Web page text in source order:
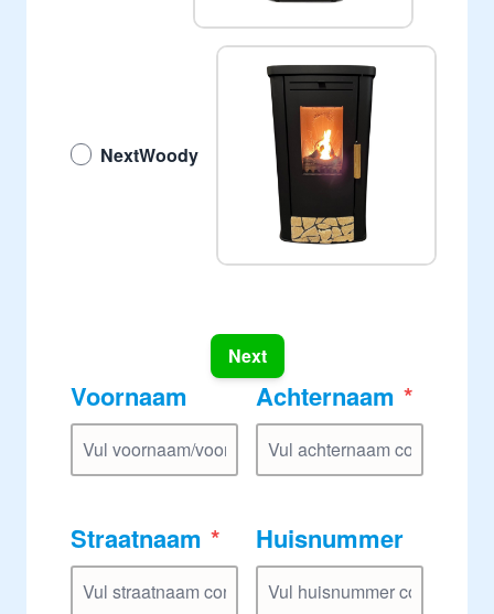
NextWoody
Next
Voornaam Achternaam
Straatnaam Huisnummer